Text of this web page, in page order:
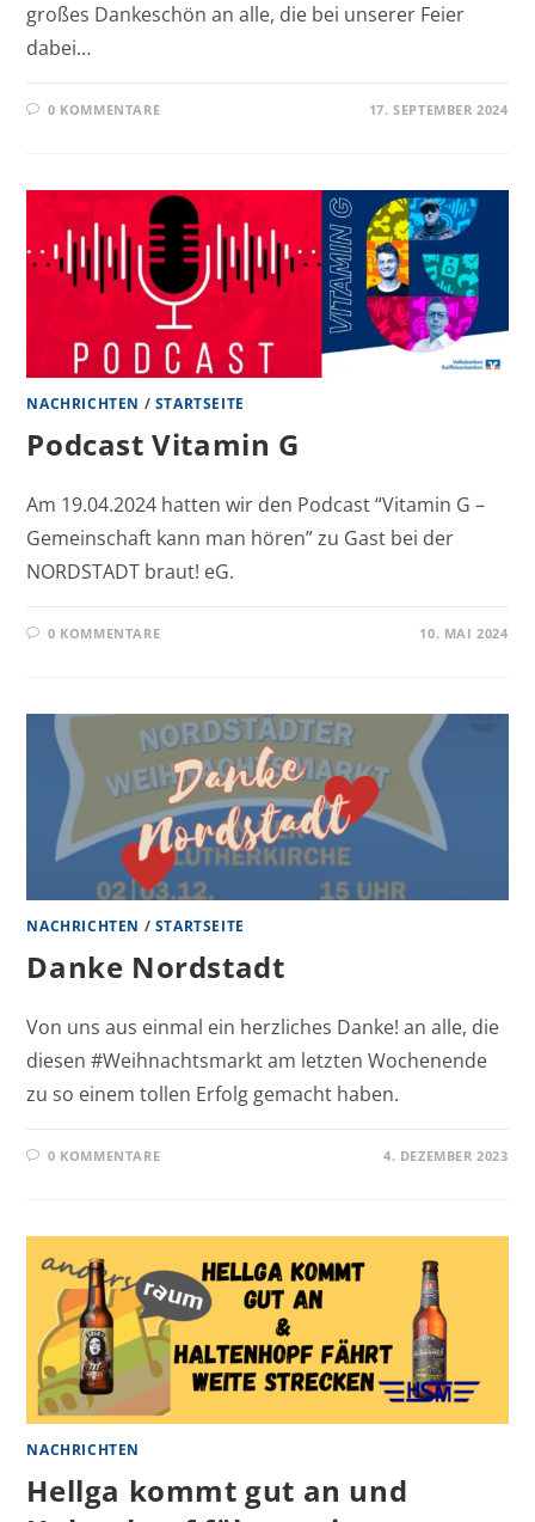
großes Dankeschön an alle, die bei unserer Feier
dabei…
0 KOMMENTARE 17. SEPTEMBER 2024
NACHRICHTEN / STARTSEITE
Podcast Vitamin G
Am 19.04.2024 hatten wir den Podcast “Vitamin G –
Gemeinschaft kann man hören” zu Gast bei der
NORDSTADT braut! eG.
0 KOMMENTARE 10. MAI 2024
NACHRICHTEN / STARTSEITE
Danke Nordstadt
Von uns aus einmal ein herzliches Danke! an alle, die
diesen #Weihnachtsmarkt am letzten Wochenende
zu so einem tollen Erfolg gemacht haben.
0 KOMMENTARE 4. DEZEMBER 2023
NACHRICHTEN
Hellga kommt gut an und